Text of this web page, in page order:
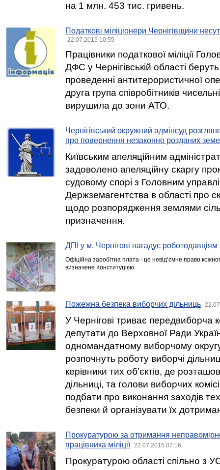
на 1 млн. 453 тис. гривень.
Податкові міліціонери Чернігівщини
22.07.2015 10:55
Працівники податкової міліції
ДФС у Чернігівській області
проведенні антитерористичної
друга група співробітників
вирушила до зони АТО.
Чернігівський окружний адмінсуд
про повернення незаконно розданих
Київським апеляційним
задоволено апеляційну скаргу
судовому спорі з Головним
Держземагентства в області про
щодо розпорядження землями
призначення.
ДПІ у м. Чернігові нагадує роботодавціям
Офіційна заробітна плата - це невід’ємне право
визначене Конституцією.
Пожежна безпека виборчих дільниць
У Чернігові триває передвиборча
депутати до Верховної Ради
одномандатному виборчому
розпочнуть роботу виборчі
керівники тих об’єктів, де
дільниці, та голови виборчих
подбати про виконання заходів
безпеки й організувати їх
Прокуратурою за отримання
працівника міліції
22.07.2015 07:16
Прокуратурою області спільно з